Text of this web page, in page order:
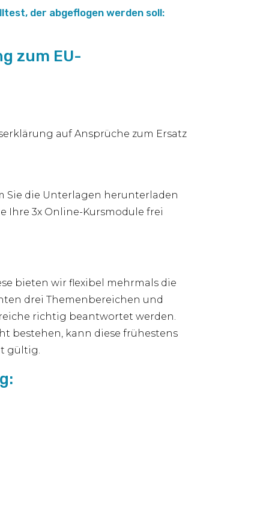
der abgeflogen werden soll:
zum EU-
auf Ansprüche zum Ersatz
Sie die Unterlagen herunterladen
Ihre 3x Online-Kursmodule frei
bieten wir flexibel mehrmals die
drei Themenbereichen und
richtig beantwortet werden.
bestehen, kann diese frühestens
gültig.